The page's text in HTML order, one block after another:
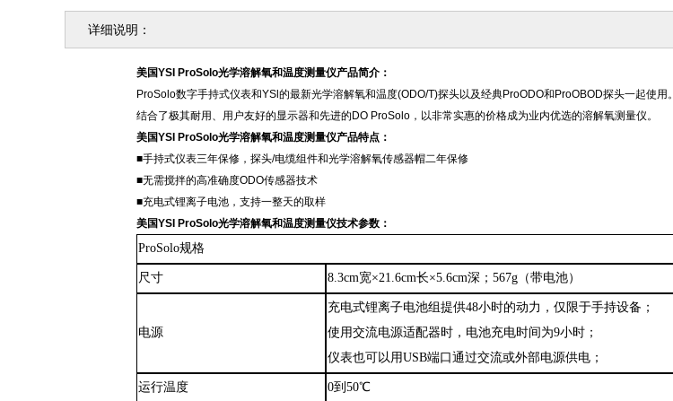
详细说明：
美国YSI ProSolo光学溶解氧和温度测量仪产品简介：
ProSolo数字手持式仪表和YSl的最新光学溶解氧和温度(ODO/T)探头以及经典ProODO和 ProOBOD探头一起使用。
结合了极其耐用、用户友好的显示器和先进的 DO ProSolo，以非常实惠的价格成为业内优选的溶解氧测量仪。
美国YSI ProSolo光学溶解氧和温度测量仪产品特点：
■手持式仪表三年保修， 探头/电缆组件和光学溶解氧传感器帽二年保修
■无需搅拌的高准确度ODO传感器技术
■充电式锂离子电池，支持一整天的取样
美国YSI ProSolo光学溶解氧和温度测量仪技术参数：
ProSolo规格
尺寸 8.3cm宽×21.6cm长×5.6cm深 ；567g （带电池）
电源
充电式锂离子电池组提供48小时的动力，仅限于手持设备 ；
使用交流电源适配器时，电池充电时间为9小时 ；
仪表也可以用USB端口通过交流或外部电源供电 ；
运行温度 0到50℃